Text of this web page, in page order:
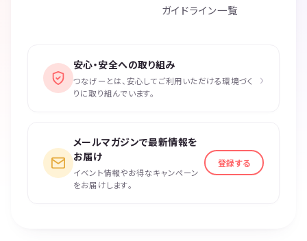
ガイドライン一覧
安心・安全への取り組み
つなげーとは、安心してご利用いただける環境づく
りに取り組んでいます。
›
メールマガジンで最新情報を
お届け
イベント情報やお得なキャンペーン
をお届けします。
登録する